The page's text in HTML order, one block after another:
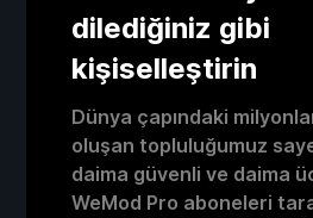
dilediğiniz gibi
kişiselleştirin
Dünya çapındaki
oluşan topluluğumuz
daima güvenli ve daima
WeMod Pro aboneleri